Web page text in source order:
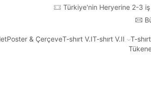
Türkiye'nin Heryerine 2-3
Poster & ÇerçeveT-shırt V.IT-shırt V.II
T-